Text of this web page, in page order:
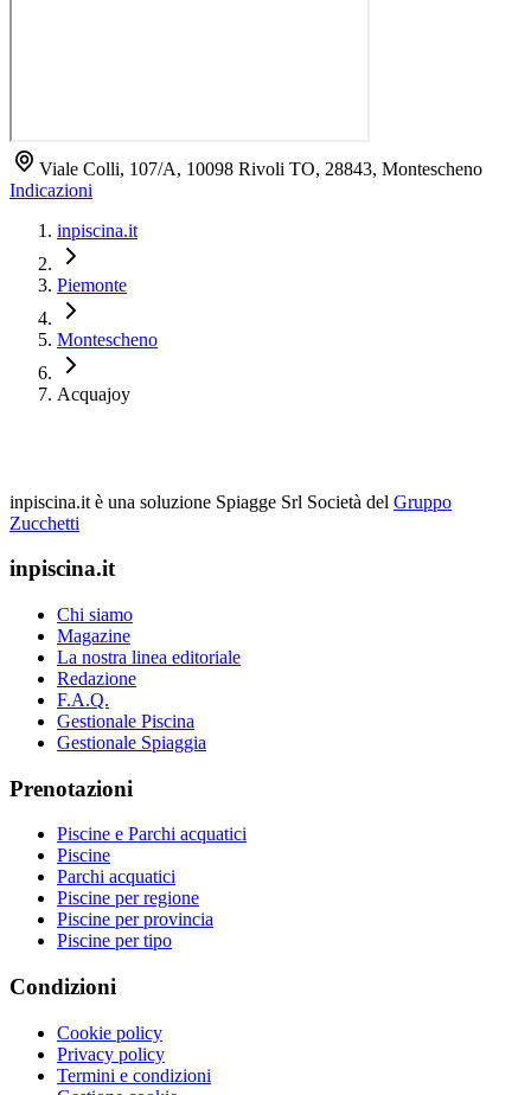
Viale Colli, 107/A, 10098 Rivoli TO, 28843, Montescheno
Indicazioni
inpiscina.it
Piemonte
Montescheno
Acquajoy
inpiscina.it è una soluzione Spiagge Srl Società del Gruppo
Zucchetti
inpiscina.it
Chi siamo
Magazine
La nostra linea editoriale
Redazione
F.A.Q.
Gestionale Piscina
Gestionale Spiaggia
Prenotazioni
Piscine e Parchi acquatici
Piscine
Parchi acquatici
Piscine per regione
Piscine per provincia
Piscine per tipo
Condizioni
Cookie policy
Privacy policy
Termini e condizioni